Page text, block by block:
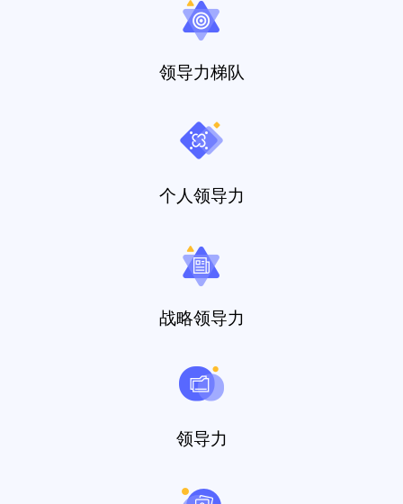
领导力梯队
个人领导力
战略领导力
领导力